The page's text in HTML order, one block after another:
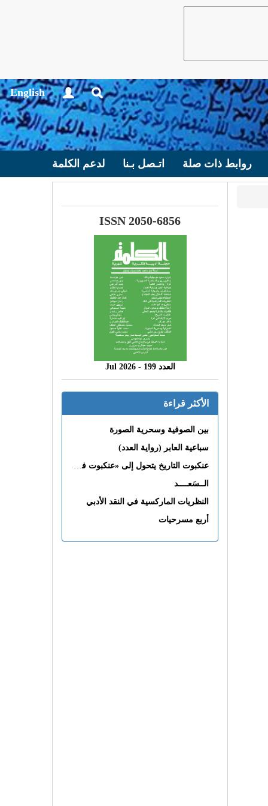
English
روابط ذات صلة اتـصل بـنا لدعم الكلمة
ISSN 2050-6856
العدد 199 - 2026 Jul
الأكثر قراءة
بين الصوفية وسحرية الصورة
سباعية العابر (رواية العدد)
عنكبوت التاريخ يتحول إلى «عنكبوت فى القلب»
الــسَعــــد
النظريات الماركسية في النقد الأدبي
أربع مسرحيات